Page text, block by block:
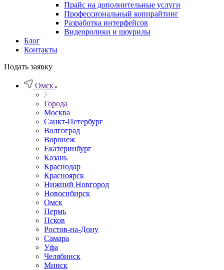
Прайс на дополнительные услуги
Профессиональный копирайтинг
Разработка интерфейсов
Видеоролики и шоурилы
Блог
Контакты
Подать заявку
Омск
Города
Москва
Санкт-Петербург
Волгоград
Воронеж
Екатеринбург
Казань
Краснодар
Красноярск
Нижний Новгород
Новосибирск
Омск
Пермь
Псков
Ростов-на-Дону
Самара
Уфа
Челябинск
Минск